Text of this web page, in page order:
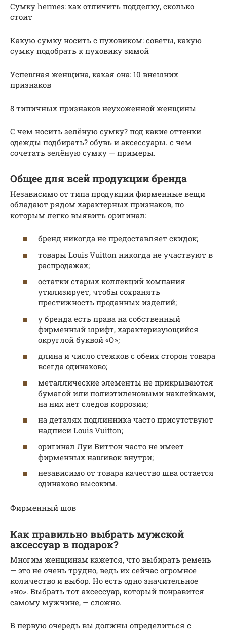
Сумку hermes: как отличить подделку, сколько
стоит
Какую сумку носить с пуховиком: советы, какую
сумку подобрать к пуховику зимой
Успешная женщина, какая она: 10 внешних
признаков
8 типичных признаков неухоженной женщины
С чем носить зелёную сумку? под какие оттенки
одежды подбирать? обувь и аксессуары. с чем
сочетать зелёную сумку — примеры.
Общее для всей продукции бренда
Независимо от типа продукции фирменные вещи
обладают рядом характерных признаков, по
которым легко выявить оригинал:
бренд никогда не предоставляет скидок;
товары Louis Vuitton никогда не участвуют в
распродажах;
остатки старых коллекций компания
утилизирует, чтобы сохранять
престижность проданных изделий;
у бренда есть права на собственный
фирменный шрифт, характеризующийся
округлой буквой «О»;
длина и число стежков с обеих сторон товара
всегда одинаково;
металлические элементы не прикрываются
бумагой или полиэтиленовыми наклейками,
на них нет следов коррозии;
на деталях подлинника часто присутствуют
надписи Louis Vuitton;
оригинал Луи Виттон часто не имеет
фирменных нашивок внутри;
независимо от товара качество шва остается
одинаково высоким.
Фирменный шов
Как правильно выбрать мужской
аксессуар в подарок?
Многим женщинам кажется, что выбирать ремень
— это не очень трудно, ведь их сейчас огромное
количество и выбор. Но есть одно значительное
«но». Выбрать тот аксессуар, который понравится
самому мужчине, — сложно.
В первую очередь вы должны определиться с